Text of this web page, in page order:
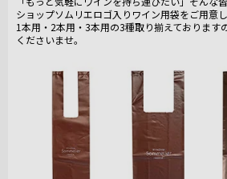
ショップソムリエロゴ入りワイン用袋をご用意し
1本用・2本用・3本用の3種取り揃えております
くださいませ。